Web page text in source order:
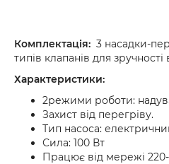
Комплектація: 3 насадки-
типів клапанів для
Характеристики:
2режими роботи:
Захист від перегріву.
Тип насоса:
Сила: 100 Вт
Працює від мережі